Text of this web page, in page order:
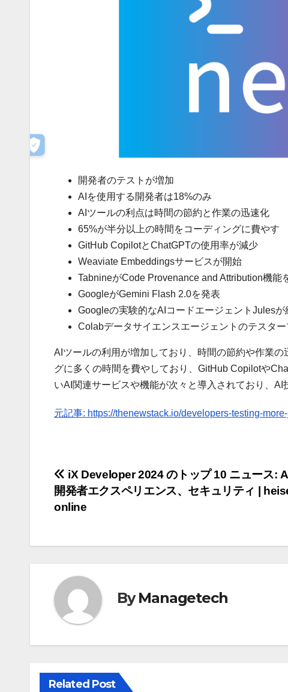
開発者のテストが増加
AIを使用する開発者は18%のみ
AIツールの利点は時間の節約と作業の迅速化
65%が半分以上の時間をコーディングに費やす
GitHub CopilotとChatGPTの使用率が減少
Weaviate Embeddingsサービスが開始
TabnineがCode Provenance and Attribution機能
GoogleがGemini Flash 2.0を発表
Googleの実験的なAIコードエージェントJulesが
Colabデータサイエンスエージェントのテスタ
AIツールの利用が増加しており、時間の節約や作業
グに多くの時間を費やしており、GitHub Copilotや
いAI関連サービスや機能が次々と導入されており、AI
元記事: https://thenewstack.io/developers-testing-
投
稿
ビ
ゲ
ー
シ
ョ
ン
iX Developer 2024 のトップ 10 ニュース: AI
開発者エクスペリエンス、セキュリティ |
online
ByManagetech
Related Post